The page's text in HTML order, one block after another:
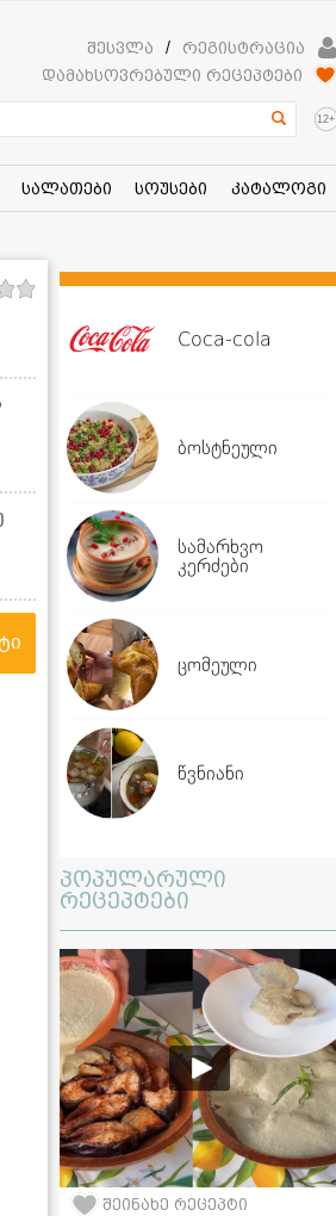
შესვლა /
რეგისტრაცია
დამახსოვრებული რეცეპტები
12+
სალათები სოუსები კატალოგი
Coca-cola
ბოსტნეული
სამარხვო
კერძები
ცომეული
წვნიანი
პოპულარული
რეცეპტები
შეინახე რეცეპტი